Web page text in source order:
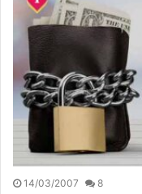
14/03/2007 8